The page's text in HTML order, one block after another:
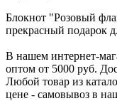
Блокнот "Розовый
прекрасный подарок
В нашем интернет-
оптом от 5000 руб.
Любой товар из
цене - самовывоз в